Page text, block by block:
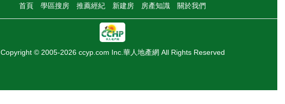
首頁 學區搜房 推薦經紀 新建房 房產知識 關於我們
Copyright © 2005-2026 ccyp.com Inc.華人地產網 All Rights Reserved